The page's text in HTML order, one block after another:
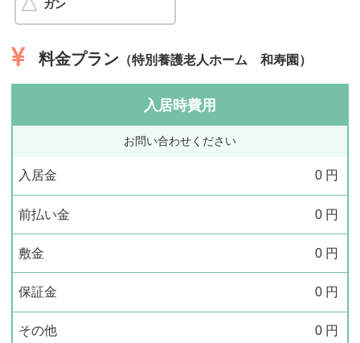
ガン
料金プラン （特別養護老人ホーム 和寿園）
入居時費用
お問い合わせください
入居金 0 円
前払い金 0 円
敷金 0 円
保証金 0 円
その他 0 円